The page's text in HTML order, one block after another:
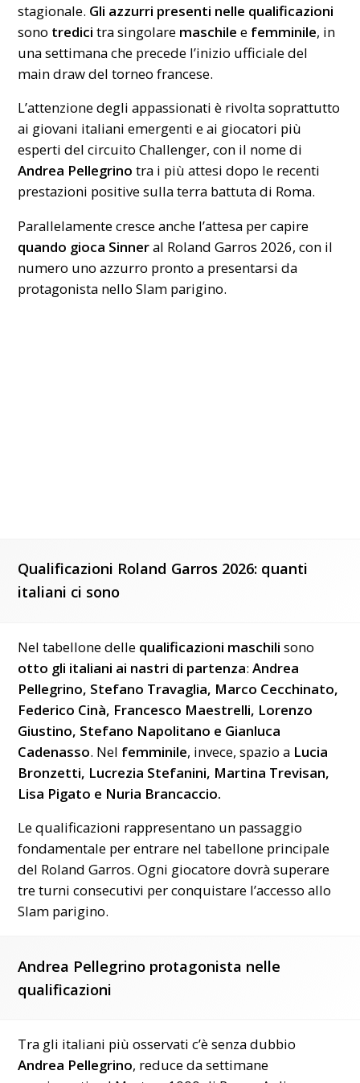
stagionale. Gli azzurri presenti nelle qualificazioni
sono tredicitra singolare maschile e femminile, in
una settimana che precede l’inizio ufficiale del
main draw del torneo francese.
L’attenzione degli appassionati è rivolta soprattutto
ai giovani italiani emergenti e ai giocatori più
esperti del circuito Challenger, con il nome di
Andrea Pellegrino tra i più attesi dopo le recenti
prestazioni positive sulla terra battuta di Roma.
Parallelamente cresce anche l’attesa per capire
quando gioca Sinneral Roland Garros 2026, con il
numero uno azzurro pronto a presentarsi da
protagonista nello Slam parigino.
Qualificazioni Roland Garros 2026: quanti
italiani ci sono
Nel tabellone delle qualificazioni maschili sono
otto gli italiani ai nastri di partenza:Andrea
Pellegrino, Stefano Travaglia, Marco Cecchinato,
Federico Cinà, Francesco Maestrelli, Lorenzo
Giustino, Stefano Napolitano e Gianluca
Cadenasso. Nel femminile, invece, spazio a Lucia
Bronzetti, Lucrezia Stefanini, Martina Trevisan,
Lisa Pigato e Nuria Brancaccio.
Le qualificazioni rappresentano un passaggio
fondamentale per entrare nel tabellone principale
del Roland Garros. Ogni giocatore dovrà superare
tre turni consecutivi per conquistare l’accesso allo
Slam parigino.
Andrea Pellegrino protagonista nelle
qualificazioni
Tra gli italiani più osservati c’è senza dubbio
Andrea Pellegrino, reduce da settimane